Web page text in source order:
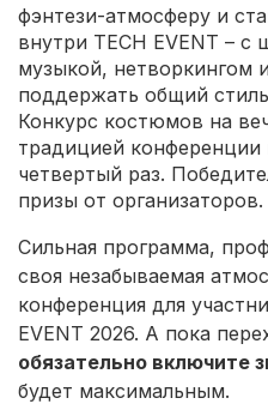
фэнтези-атмосферу и
внутри TECH EVENT –
музыкой, нетворкингом
поддержать общий
Конкурс костюмов на
традицией
четвертый раз.
призы от организаторов.
Сильная программа,
своя незабываемая
конференция для
EVENT 2026. А пока
обязательно включите
будет максимальным.